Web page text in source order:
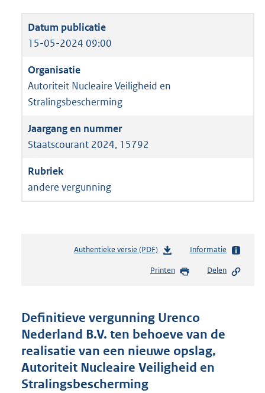
15-05-2024 09:00
Autoriteit Nucleaire Veiligheid en
Stralingsbescherming
Staatscourant 2024, 15792
andere vergunning
Authentieke versie (PDF)b
s
n
d
s
g
r
o
Informatie
Printen Delen
Definitieve vergunning Urenco
Nederland B.V. ten behoeve van de
realisatie van een nieuwe opslag,
Autoriteit Nucleaire Veiligheid en
Stralingsbescherming